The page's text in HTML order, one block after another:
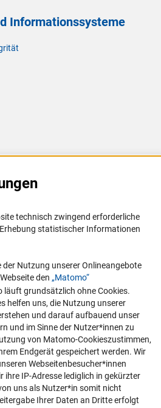
Informationssysteme
mit Behinderungen
DFG direkt in Ihr Mailpostfach oder
technisch zwingend erforderliche
statistischer Informationen
Nutzung unserer Onlineangebote
den „Matomo“
Link)
läuft grundsätzlich ohne Cookies.
helfen uns, die Nutzung unserer
und darauf aufbauend unser
und im Sinne der Nutzer*innen zu
von Matomo-Cookieszustimmen,
Endgerät gespeichert werden. Wir
Webseitenbesucher*innen
ihre IP-Adresse lediglich in gekürzter
uns als Nutzer*in somit nicht
Ihrer Daten an Dritte erfolgt